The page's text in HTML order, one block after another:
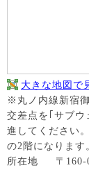
大きな地図で
※丸ノ内線新宿
交差点を｢サブウ
進してください
の2階になります
所在地
〒160-